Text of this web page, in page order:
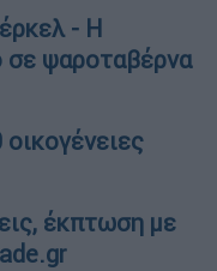
- Η
σε ψαροταβέρνα
έκπτωση με